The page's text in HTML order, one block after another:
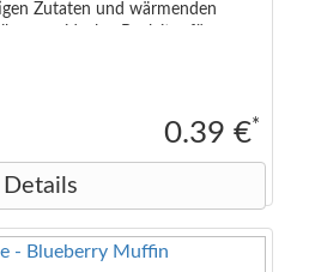
Zutaten und wärmenden
Alliance Certified.0.39 €*
Details